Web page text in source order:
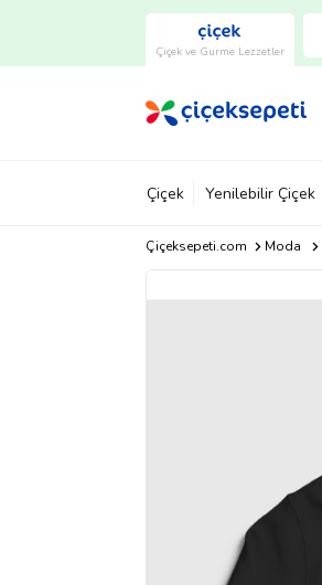
Çiçek ve Gurme Lezzetler
Çiçek Yenilebilir Çiçek
Çiçeksepeti.com Moda